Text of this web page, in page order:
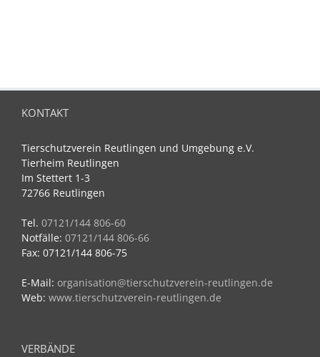
KONTAKT
Tierschutzverein Reutlingen und Umgebung e.V.
Tierheim Reutlingen
Im Stettert 1-3
72766 Reutlingen
Tel. 07121/144 806-60
Notfälle: 07121/144 806-66
Fax: 07121/144 806-75
E-Mail: organisation@tierschutzverein-reutlingen.de
Web: www.tierschutzverein-reutlingen.de
VERBÄNDE